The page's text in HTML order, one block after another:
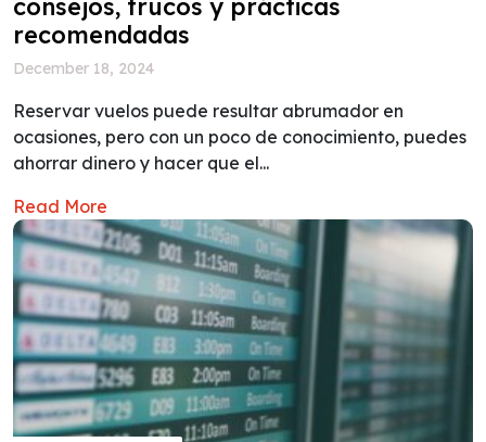
consejos, trucos y prácticas
recomendadas
December 18, 2024
Reservar vuelos puede resultar abrumador en
ocasiones, pero con un poco de conocimiento, puedes
ahorrar dinero y hacer que el...
Read More